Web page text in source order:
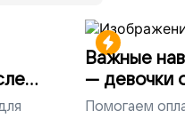
Важные
— девочки
Помогаем